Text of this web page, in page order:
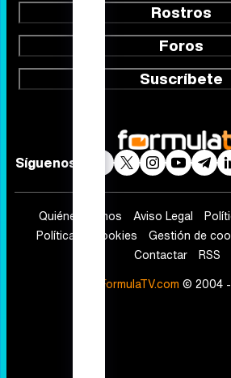
Rostros
Foros
Suscríbete
Síguenos
Quiénes somos Aviso Legal
Política de cookies
Gestión de
Contactar
RSS
FormulaTV.com © 2004